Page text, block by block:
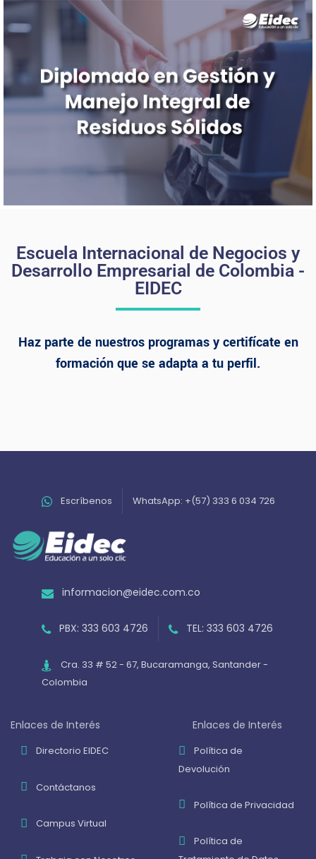
Escuela Internacional de Negocios y
Desarrollo Empresarial de Colombia -
EIDEC
Haz parte de nuestros programas y certifícate en
formación que se adapta a tu perfil.
Escríbenos WhatsApp: +(57) 333 6 034 726
informacion@eidec.com.co
PBX: 333 603 4726 TEL: 333 603 4726
Cra. 33 # 52 - 67, Bucaramanga, Santander -
Colombia
Enlaces de Interés
Directorio EIDEC
Contáctanos
Campus Virtual
Enlaces de Interés
Política de
Devolución
Política de Privacidad
Política de